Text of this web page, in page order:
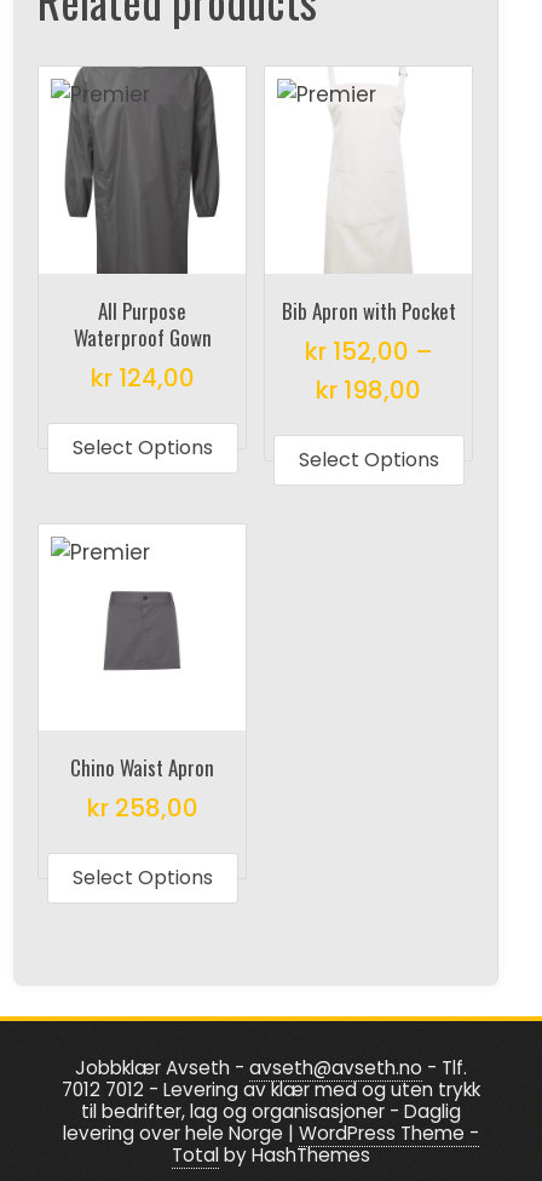
All Purpose
Waterproof Gown
kr124,00
Select Options
product
has
Bib Apron with Pocket
kr152,00 –
kr 198,00
Select Options
has
Chino Waist Apron
kr258,00
Select Options
has
may
be
chosen
on
Jobbklær Avseth - avseth@avseth.no - Tlf.
7012 7012 - Levering av klær med og uten trykk
til bedrifter, lag og organisasjoner - Daglig
levering over hele Norge | WordPress Theme -
Totalby HashThemes